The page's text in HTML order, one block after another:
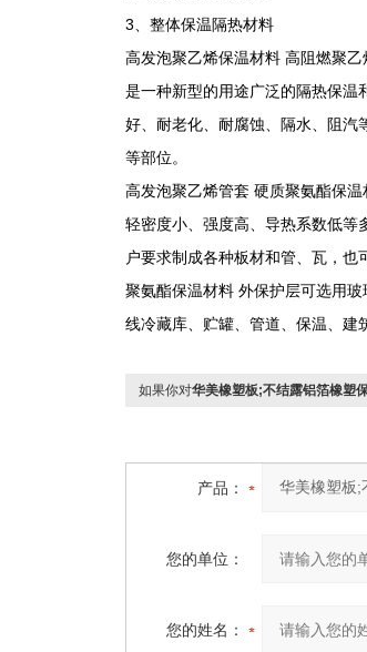
3、整体保温隔热材料
高发泡聚乙烯保温材料 高阻燃聚
是一种新型的用途广泛的隔热保温
好、耐老化、耐腐蚀、隔水、阻汽
等部位。
高发泡聚乙烯管套 硬质聚氨酯保
轻密度小、强度高、导热系数低等
户要求制成各种板材和管、瓦，也
聚氨酯保温材料 外保护层可选用
线冷藏库、贮罐、管道、保温、建
如果你对华美橡塑板;不结露铝箔橡塑
产品：
您的单位：
您的姓名：